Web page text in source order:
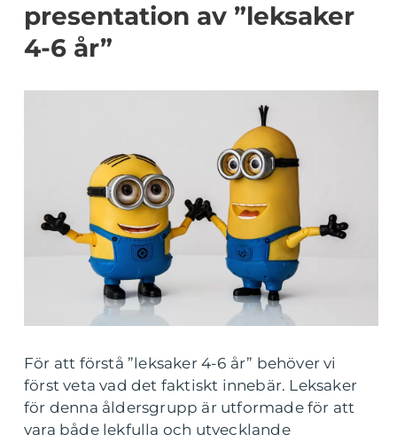
presentation av ”leksaker
4-6 år”
För att förstå ”leksaker 4-6 år” behöver vi
först veta vad det faktiskt innebär. Leksaker
för denna åldersgrupp är utformade för att
vara både lekfulla och utvecklande